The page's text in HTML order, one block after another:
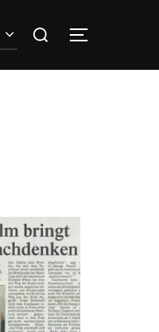
Suchen